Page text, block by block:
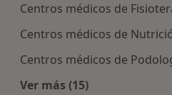
Centros médicos de
Centros médicos de
Centros médicos de
Ver más (15)